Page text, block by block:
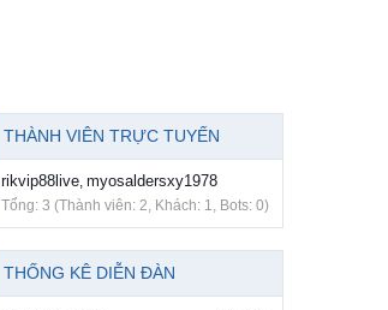
THÀNH VIÊN TRỰC TUYẾN
rikvip88live, myosaldersxy1978
Tổng: 3 (Thành viên: 2, Khách: 1, Bots: 0)
THỐNG KÊ DIỄN ĐÀN